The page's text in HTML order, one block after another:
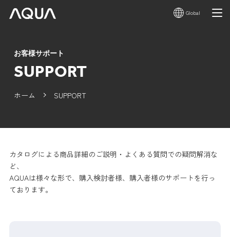
Global
お客様サポート
SUPPORT
ホーム SUPPORT
カタログによる商品詳細のご説明・よくある質問での疑問解消な
ど、
AQUAは様々な形で、購入検討者様、購入者様のサポートを行っ
ております。